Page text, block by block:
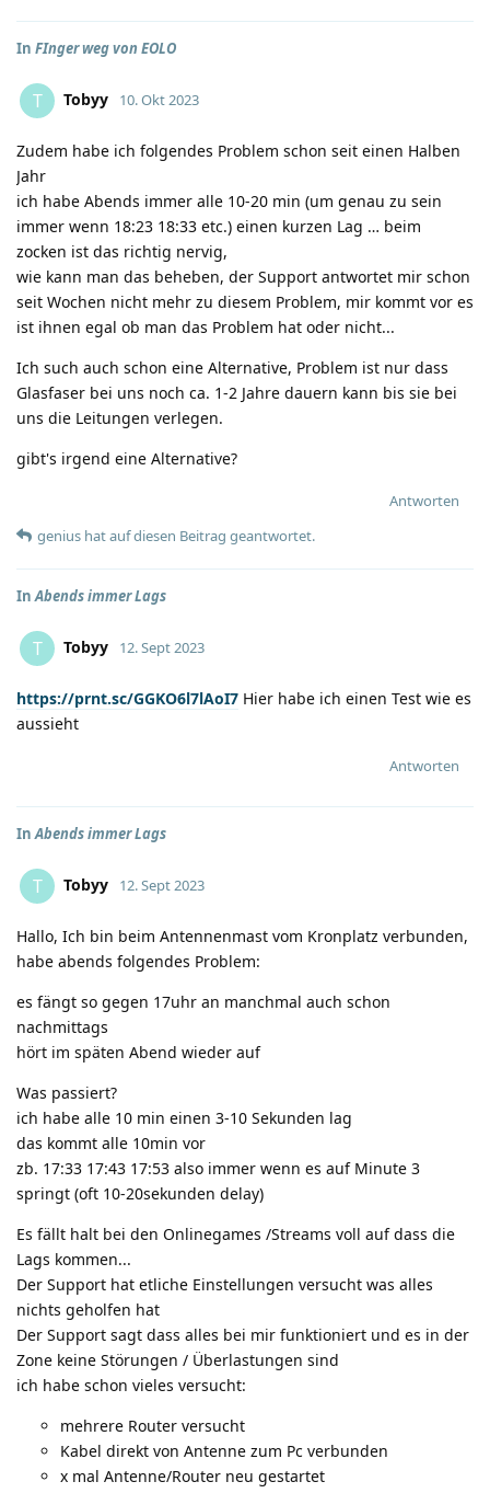
In FInger weg von EOLO
T Tobyy 10. Okt 2023
Zudem habe ich folgendes Problem schon seit einen Halben
Jahr
ich habe Abends immer alle 10-20 min (um genau zu sein
immer wenn 18:23 18:33 etc.) einen kurzen Lag … beim
zocken ist das richtig nervig,
wie kann man das beheben, der Support antwortet mir schon
seit Wochen nicht mehr zu diesem Problem, mir kommt vor es
ist ihnen egal ob man das Problem hat oder nicht...
Ich such auch schon eine Alternative, Problem ist nur dass
Glasfaser bei uns noch ca. 1-2 Jahre dauern kann bis sie bei
uns die Leitungen verlegen.
gibt's irgend eine Alternative?
Antworten
genius hatauf diesen Beitrag geantwortet.
InAbends immer Lags
T Tobyy 12. Sept 2023
https://prnt.sc/GGKO6l7lAoI7 Hier habe ich einen Test wie es
aussieht
Antworten
InAbends immer Lags
T Tobyy 12. Sept 2023
Hallo, Ich bin beim Antennenmast vom Kronplatz verbunden,
habe abends folgendes Problem:
es fängt so gegen 17uhr an manchmal auch schon
nachmittags
hört im späten Abend wieder auf
Was passiert?
ich habe alle 10 min einen 3-10 Sekunden lag
das kommt alle 10min vor
zb. 17:33 17:43 17:53 also immer wenn es auf Minute 3
springt (oft 10-20sekunden delay)
Es fällt halt bei den Onlinegames /Streams voll auf dass die
Lags kommen...
Der Support hat etliche Einstellungen versucht was alles
nichts geholfen hat
Der Support sagt dass alles bei mir funktioniert und es in der
Zone keine Störungen / Überlastungen sind
ich habe schon vieles versucht:
mehrere Router versucht
Kabel direkt von Antenne zum Pc verbunden
x mal Antenne/Router neu gestartet